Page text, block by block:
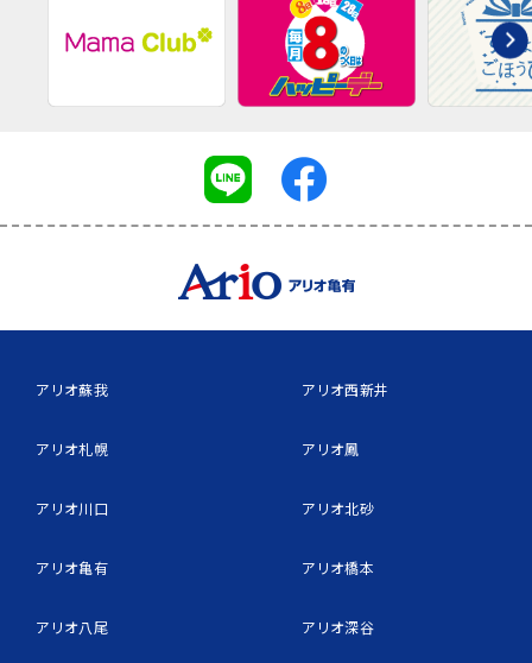
アリオ蘇我
アリオ札幌
アリオ川口
アリオ亀有
アリオ八尾
アリオ西新井
アリオ鳳
アリオ北砂
アリオ橋本
アリオ深谷